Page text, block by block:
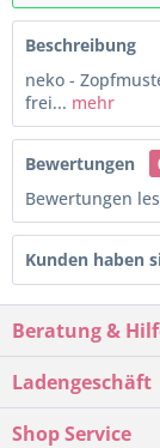
Beschreibung
neko -
frei... mehr
Bewertungen
Bewertungen
Kunden haben
Beratung &
Ladengeschäft
Shop Service